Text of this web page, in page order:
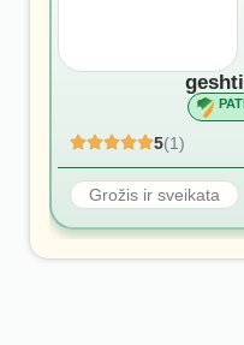
5(1)
Grožis ir sveikata